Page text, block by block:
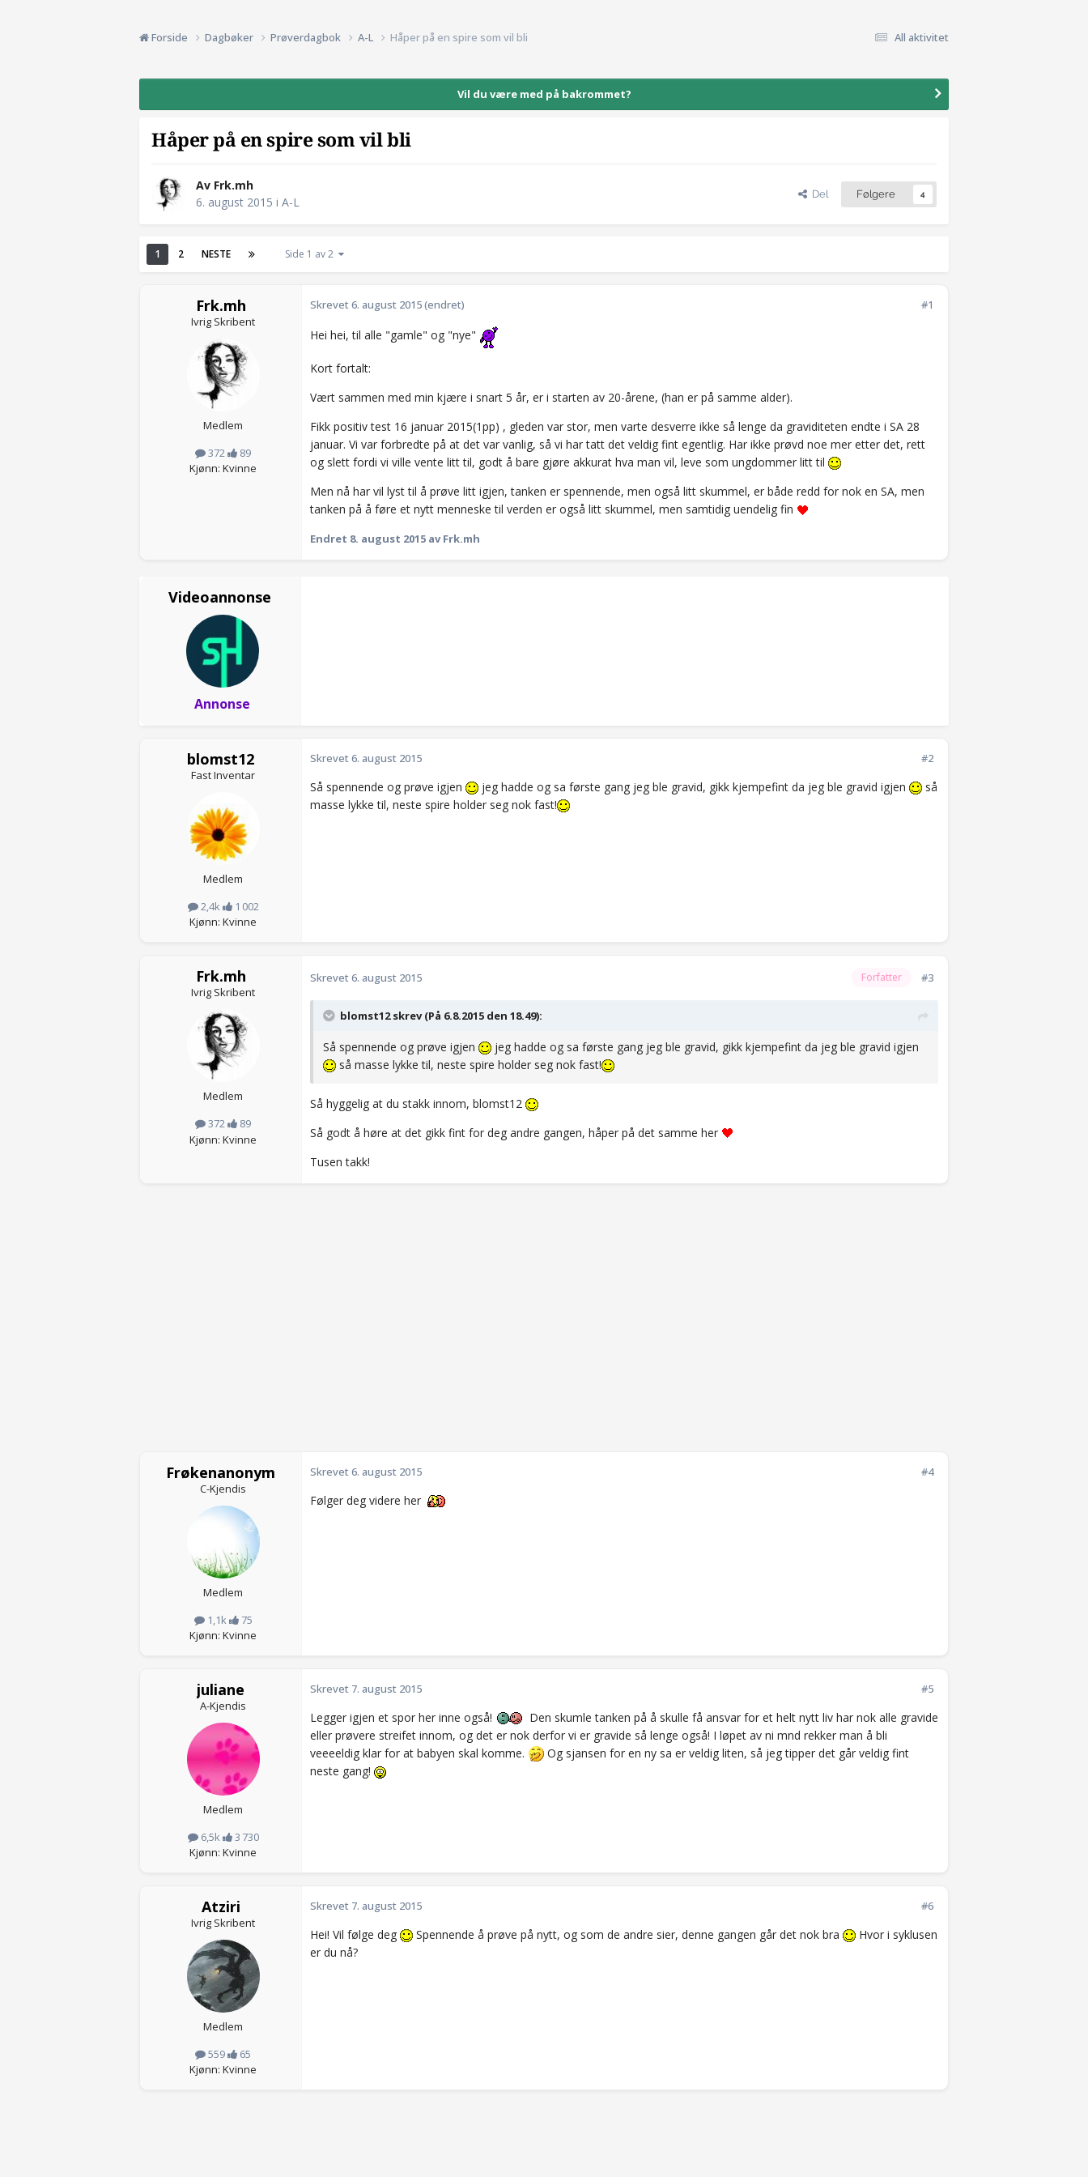
All aktivitet
Forside Dagbøker Prøverdagbok A-L Håper på en spire som vil bli
Vil du være med på bakrommet?
Håper på en spire som vil bli
Av Frk.mh
6. august 2015 i A-L
Del Følgere 4
1 2 NESTE Side 1 av 2
Frk.mh
Ivrig Skribent
Medlem
372
89
Kjønn: Kvinne
#1
Skrevet6. august 2015(endret)
Hei hei, til alle "gamle" og "nye"
Kort fortalt:
Vært sammen med min kjære i snart 5 år, er i starten av 20-årene, (han er på samme alder).
Fikk positiv test 16 januar 2015(1pp) , gleden var stor, men varte desverre ikke så lenge da graviditeten endte i SA 28
januar. Vi var forbredte på at det var vanlig, så vi har tatt det veldig fint egentlig. Har ikke prøvd noe mer etter det, rett
og slett fordi vi ville vente litt til, godt å bare gjøre akkurat hva man vil, leve som ungdommer litt til
Men nå har vil lyst til å prøve litt igjen, tanken er spennende, men også litt skummel, er både redd for nok en SA, men
tanken på å føre et nytt menneske til verden er også litt skummel, men samtidig uendelig fin
Endret 8. august 2015 av Frk.mh
Videoannonse
Annonse
blomst12
Fast Inventar
Medlem
2,4k
1 002
Kjønn: Kvinne
#2
Skrevet6. august 2015
Så spennende og prøve igjen jeg hadde og sa første gang jeg ble gravid, gikk kjempefint da jeg ble gravid igjen
så
masse lykke til, neste spire holder seg nok fast!
Frk.mh
Ivrig Skribent
Medlem
372
89
Kjønn: Kvinne
Forfatter #3
Skrevet6. august 2015
blomst12 skrev (På 6.8.2015 den 18.49):
Så spennende og prøve igjen
jeg hadde og sa første gang jeg ble gravid, gikk kjempefint da jeg ble gravid igjen
så masse lykke til, neste spire holder seg nok fast!
Så hyggelig at du stakk innom, blomst12
Så godt å høre at det gikk fint for deg andre gangen, håper på det samme her
Tusen takk!
Frøkenanonym
C-Kjendis
Medlem
1,1k
75
Kjønn: Kvinne
#4
Skrevet6. august 2015
Følger deg videre her
juliane
A-Kjendis
Medlem
6,5k
3 730
Kjønn: Kvinne
#5
Skrevet 7. august 2015
Legger igjen et spor her inne også!
Den skumle tanken på å skulle få ansvar for et helt nytt liv har nok alle gravide
eller prøvere streifet innom, og det er nok derfor vi er gravide så lenge også! I løpet av ni mnd rekker man å bli
veeeeldig klar for at babyen skal komme.
Og sjansen for en ny sa er veldig liten, så jeg tipper det går veldig fint
neste gang!
Atziri
Ivrig Skribent
Medlem
559
65
Kjønn: Kvinne
#6
Skrevet 7. august 2015
Hei! Vil følge deg Spennende å prøve på nytt, og som de andre sier, denne gangen går det nok bra
Hvor i syklusen
er du nå?